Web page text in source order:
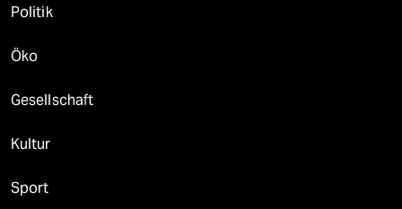
Politik
Öko
Gesellschaft
Kultur
Sport